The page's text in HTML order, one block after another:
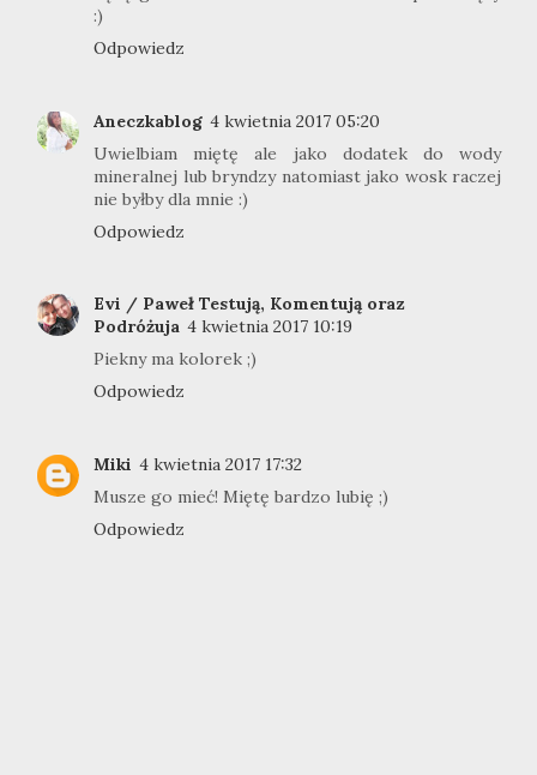
:)
Odpowiedz
Aneczkablog 4 kwietnia 2017 05:20
Uwielbiam miętę ale jako dodatek do wody
mineralnej lub bryndzy natomiast jako wosk raczej
nie byłby dla mnie :)
Odpowiedz
Evi / Paweł Testują, Komentują oraz
Podróżuja 4 kwietnia 2017 10:19
Piekny ma kolorek ;)
Odpowiedz
Miki 4 kwietnia 2017 17:32
Musze go mieć! Miętę bardzo lubię ;)
Odpowiedz